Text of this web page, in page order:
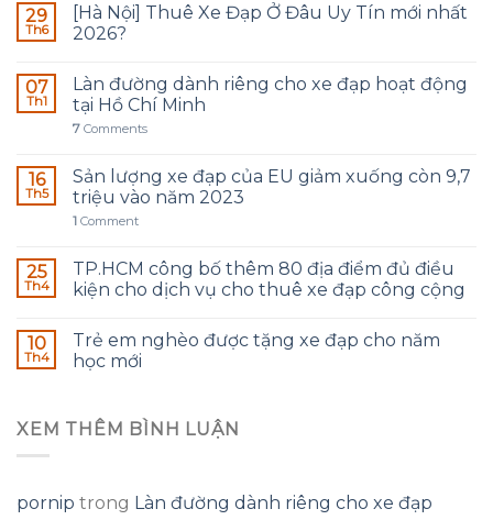
29
Th6
[Hà Nội] Thuê Xe Đạp Ở Đâu Uy Tín mới nhất
2026?
07
Th1
Làn đường dành riêng cho xe đạp hoạt động
tại Hồ Chí Minh
7 Comments
16
Th5
Sản lượng xe đạp của EU giảm xuống còn 9,7
triệu vào năm 2023
1 Comment
25
Th4
TP.HCM công bố thêm 80 địa điểm đủ điều
kiện cho dịch vụ cho thuê xe đạp công cộng
10
Th4
Trẻ em nghèo được tặng xe đạp cho năm
học mới
XEM THÊM BÌNH LUẬN
pornip trong Làn đường dành riêng cho xe đạp